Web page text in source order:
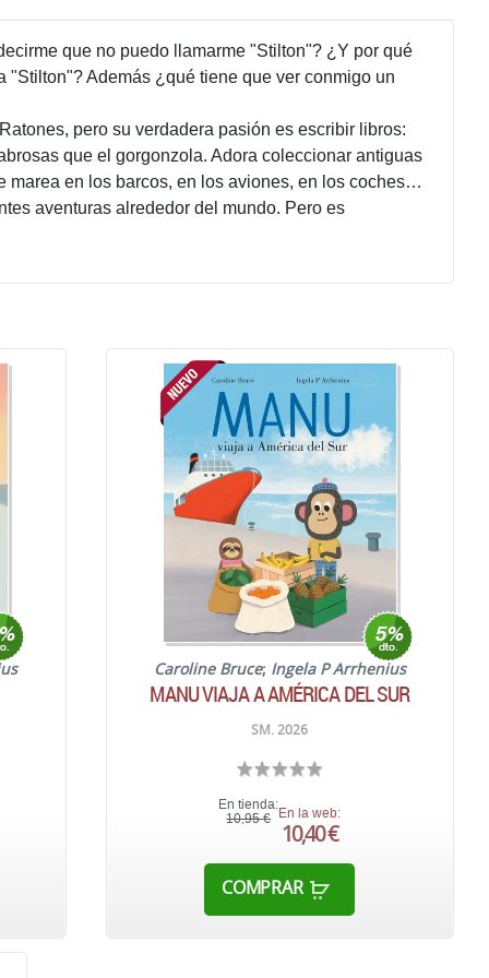
que no puedo llamarme "Stilton"? ¿Y por qué
Además ¿qué tiene que ver conmigo un
pero su verdadera pasión es escribir libros:
que el gorgonzola. Adora coleccionar antiguas
marea en los barcos, en los aviones, en los coches…
aventuras alrededor del mundo. Pero es
Caroline Bruce; Ingela P Arrhenius
MANU VIAJA A AMÉRICA DEL SUR
SM. 2026
En tienda:
10,95 €
En la web:
10,40 €
COMPRAR